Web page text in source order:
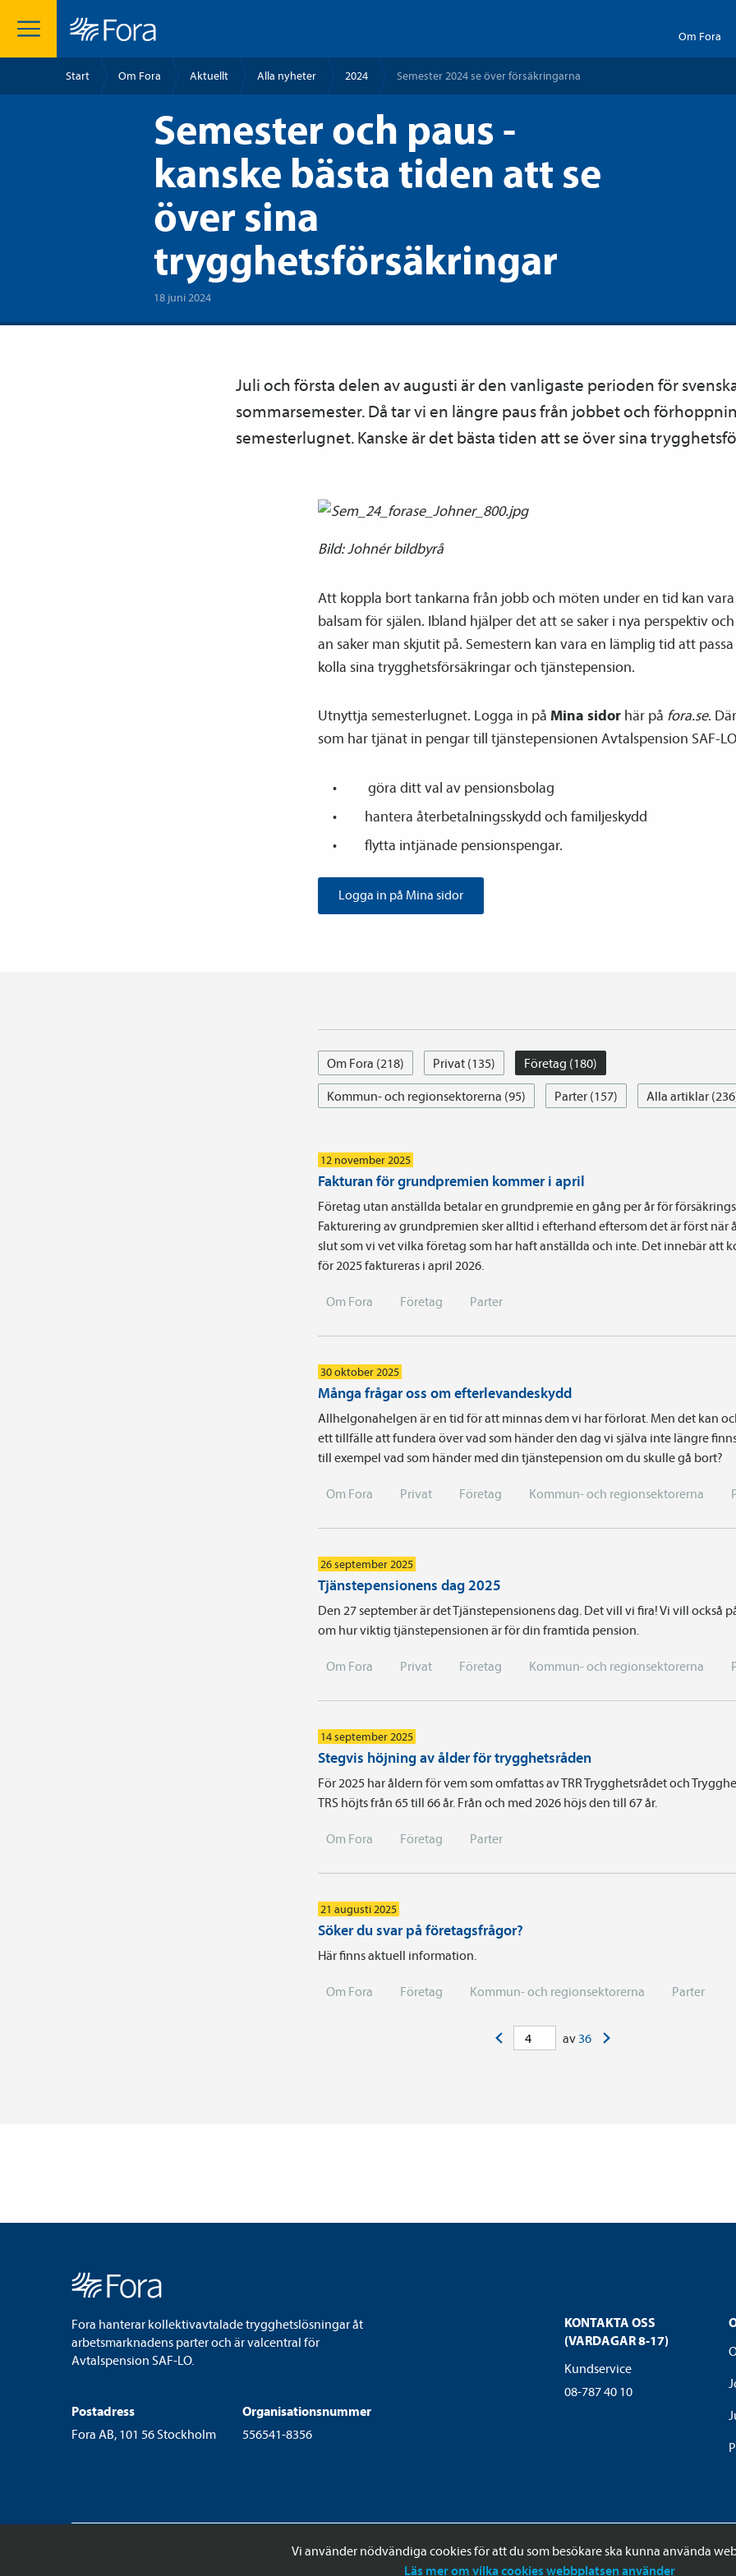
Vi använder nödvändiga cookies för att du som besökare ska kunna använda
Läs mer om vilka cookies webbplatsen använder
Om Fora
Start Om Fora Aktuellt Alla nyheter 2024 Semester 2024 se över försäkringarna
Semester och paus -
kanske bästa tiden att se
över sina
trygghetsförsäkringar
18 juni 2024
Juli och första delen av augusti är den vanligaste perioden för
sommarsemester. Då tar vi en längre paus från jobbet och
semesterlugnet. Kanske är det bästa tiden att se över sina
Bild: Johnér bildbyrå
Att koppla bort tankarna från jobb och möten under en tid kan
balsam för själen. Ibland hjälper det att se saker i nya perspektiv
an saker man skjutit på. Semestern kan vara en lämplig tid att
kolla sina trygghets­försäkringar och tjänste­pension.
Utnyttja semesterlugnet. Logga in på Mina sidor här på fora.se.
som har tjänat in pengar till tjänste­­pensionen Avtals­pension SAF-
göra ditt val av pensions­bolag
hantera återbetalnings­skydd och familje­skydd
flytta intjänade pensions­pengar.
Logga in på Mina sidor
Om Fora (218) Privat (135)
Företag (180)
Kommun- och regionsektorerna (95)
Parter (157) Alla artiklar
12 november 2025
Fakturan för grundpremien kommer i april
Företag utan anställda betalar en grundpremie en gång per år för
Fakturering av grundpremien sker alltid i efterhand eftersom det är först när
slut som vi vet vilka företag som har haft anställda och inte. Det innebär att
för 2025 faktureras i april 2026.
Om Fora Företag Parter
30 oktober 2025
Många frågar oss om efterlevandeskydd
Allhelgonahelgen är en tid för att minnas dem vi har förlorat. Men det kan
ett tillfälle att fundera över vad som händer den dag vi själva inte längre
till exempel vad som händer med din tjänstepension om du skulle gå bort?
Om Fora Privat Företag Kommun- och regionsektorerna
26 september 2025
Tjänstepensionens dag 2025
Den 27 september är det Tjänstepensionens dag. Det vill vi fira! Vi vill också
om hur viktig tjänstepensionen är för din framtida pension.
Om Fora Privat Företag Kommun- och regionsektorerna
14 september 2025
Stegvis höjning av ålder för trygghetsråden
För 2025 har åldern för vem som omfattas av TRR Trygghetsrådet och
TRS höjts från 65 till 66 år. Från och med 2026 höjs den till 67 år.
Om Fora Företag Parter
21 augusti 2025
Söker du svar på företagsfrågor?
Här finns aktuell information.
Om Fora Företag Kommun- och regionsektorerna Parter
av 36
KONTAKTA OSS
(VARDAGAR 8-17)
Kundservice
08-787 40 10
Fora hanterar kollektivavtalade trygghetslösningar åt
arbetsmarknadens parter och är valcentral för
Avtalspension SAF-LO.
Postadress
Fora AB, 101 56 Stockholm
Organisationsnummer
556541-8356